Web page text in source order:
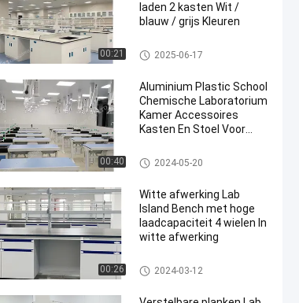
00:21
laden 2 kasten Wit /
blauw / grijs Kleuren
Lab Island Bench
2025-06-17
00:40
Aluminium Plastic School
Chemische Laboratorium
Kamer Accessoires
Kasten En Stoel Voor
Chemistry Lab Furniture
2024-05-20
00:26
Witte afwerking Lab
Island Bench met hoge
laadcapaciteit 4 wielen In
witte afwerking
Lab Island Bench
2024-03-12